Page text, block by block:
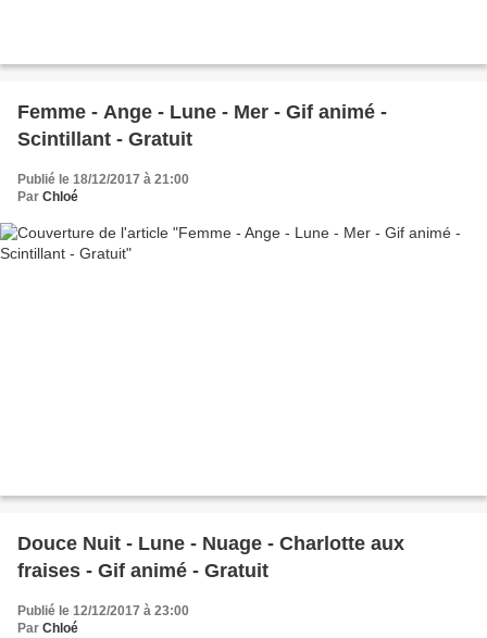
Femme - Ange - Lune - Mer - Gif animé -
Scintillant - Gratuit
Publié le 18/12/2017 à 21:00
Par Chloé
Douce Nuit - Lune - Nuage - Charlotte aux
fraises - Gif animé - Gratuit
Publié le 12/12/2017 à 23:00
Par Chloé